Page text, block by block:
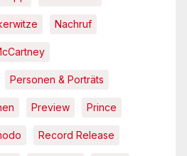
Nachruf
Personen & Porträts
Preview Prince
Record Release